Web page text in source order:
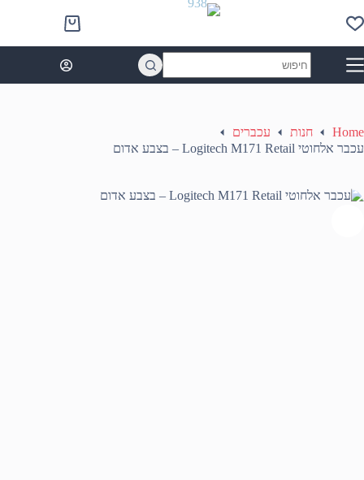
to
content
Shopping
cart
results
Home חנות
עכברים
עכבר אלחוטי Logitech M171 Retail – בצבע אדום